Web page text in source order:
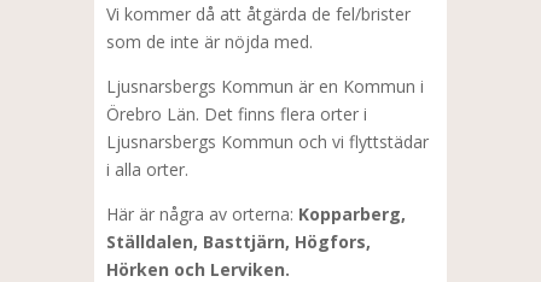
Vi kommer då att åtgärda de fel/brister
som de inte är nöjda med.
Ljusnarsbergs Kommun är en Kommun i
Örebro Län. Det finns flera orter i
Ljusnarsbergs Kommun och vi flyttstädar
i alla orter.
Här är några av orterna: Kopparberg,
Ställdalen, Basttjärn, Högfors,
Hörken och Lerviken.